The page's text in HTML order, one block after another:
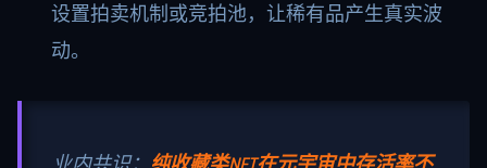
设置拍卖机制或竞拍池，让稀有品产生真实波
动。